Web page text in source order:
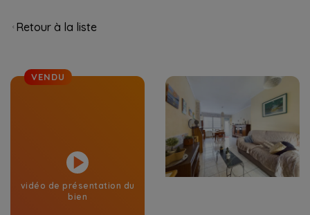
Retour à la liste
vidéo de présentation du
bien
VENDU